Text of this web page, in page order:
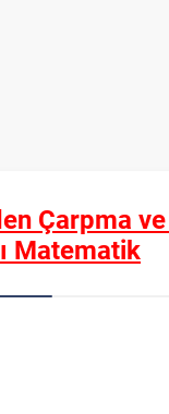
Çarpma
Matematik